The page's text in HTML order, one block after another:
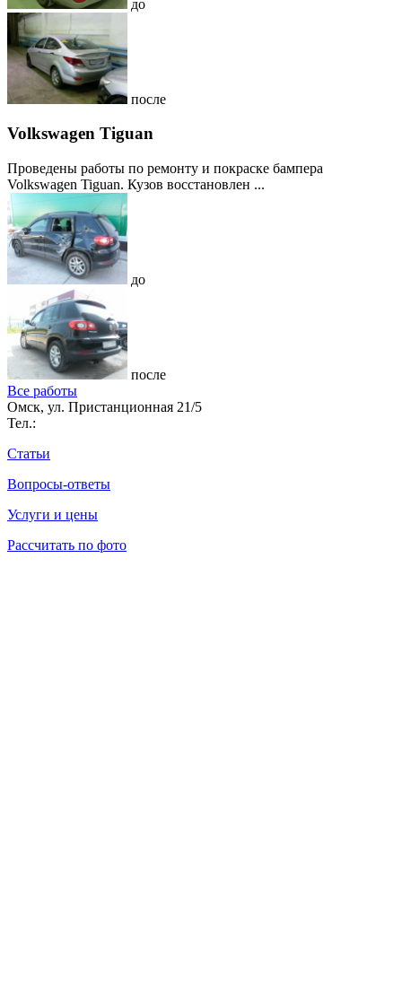
до
после
Volkswagen Tiguan
Проведены работы по ремонту и покраске бампера
Volkswagen Tiguan. Кузов восстановлен ...
до
после
Все работы
Омск, ул. Пристанционная 21/5
Тел.:
Статьи
Вопросы-ответы
Услуги и цены
Рассчитать по фото